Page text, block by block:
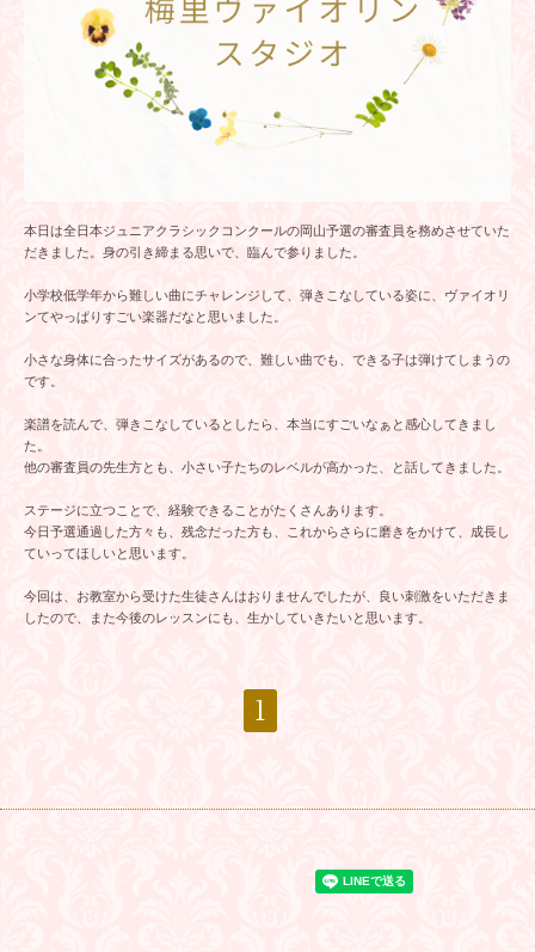
本日は全日本ジュニアクラシックコンクールの岡山予選の審査員を務めさせていた
だきました。身の引き締まる思いで、臨んで参りました。
小学校低学年から難しい曲にチャレンジして、弾きこなしている姿に、ヴァイオリ
ンてやっぱりすごい楽器だなと思いました。
小さな身体に合ったサイズがあるので、難しい曲でも、できる子は弾けてしまうの
です。
楽譜を読んで、弾きこなしているとしたら、本当にすごいなぁと感心してきまし
た。
他の審査員の先生方とも、小さい子たちのレベルが高かった、と話してきました。
ステージに立つことで、経験できることがたくさんあります。
今日予選通過した方々も、残念だった方も、これからさらに磨きをかけて、成長し
ていってほしいと思います。
今回は、お教室から受けた生徒さんはおりませんでしたが、良い刺激をいただきま
したので、また今後のレッスンにも、生かしていきたいと思います。
1